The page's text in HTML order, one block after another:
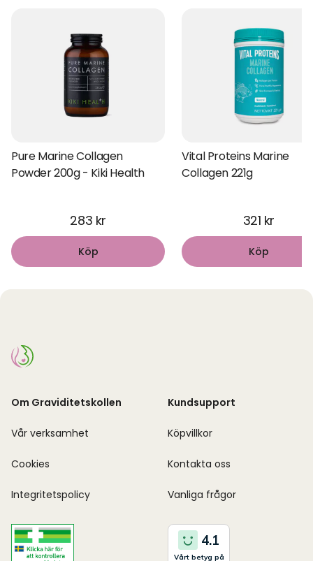
Pure Marine Collagen
Powder 200g - Kiki Health
283 kr
Köp
Vital Proteins Marine
Collagen 221g
321 kr
Köp
Om Graviditetskollen
Vår verksamhet
Cookies
Integritetspolicy
Kundsupport
Köpvillkor
Kontakta oss
Vanliga frågor